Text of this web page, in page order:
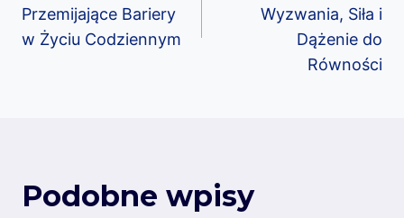
Przemijające Bariery
w Życiu Codziennym
Wyzwania, Siła i
Dążenie do
Równości
Podobne wpisy